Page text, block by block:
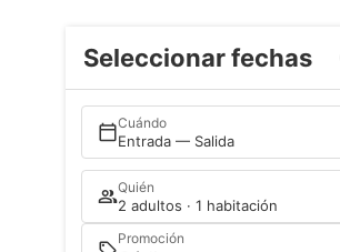
Seleccionar fechas
Cuándo
Entrada — Salida
Quién
2 adultos · 1 habitación
Promoción